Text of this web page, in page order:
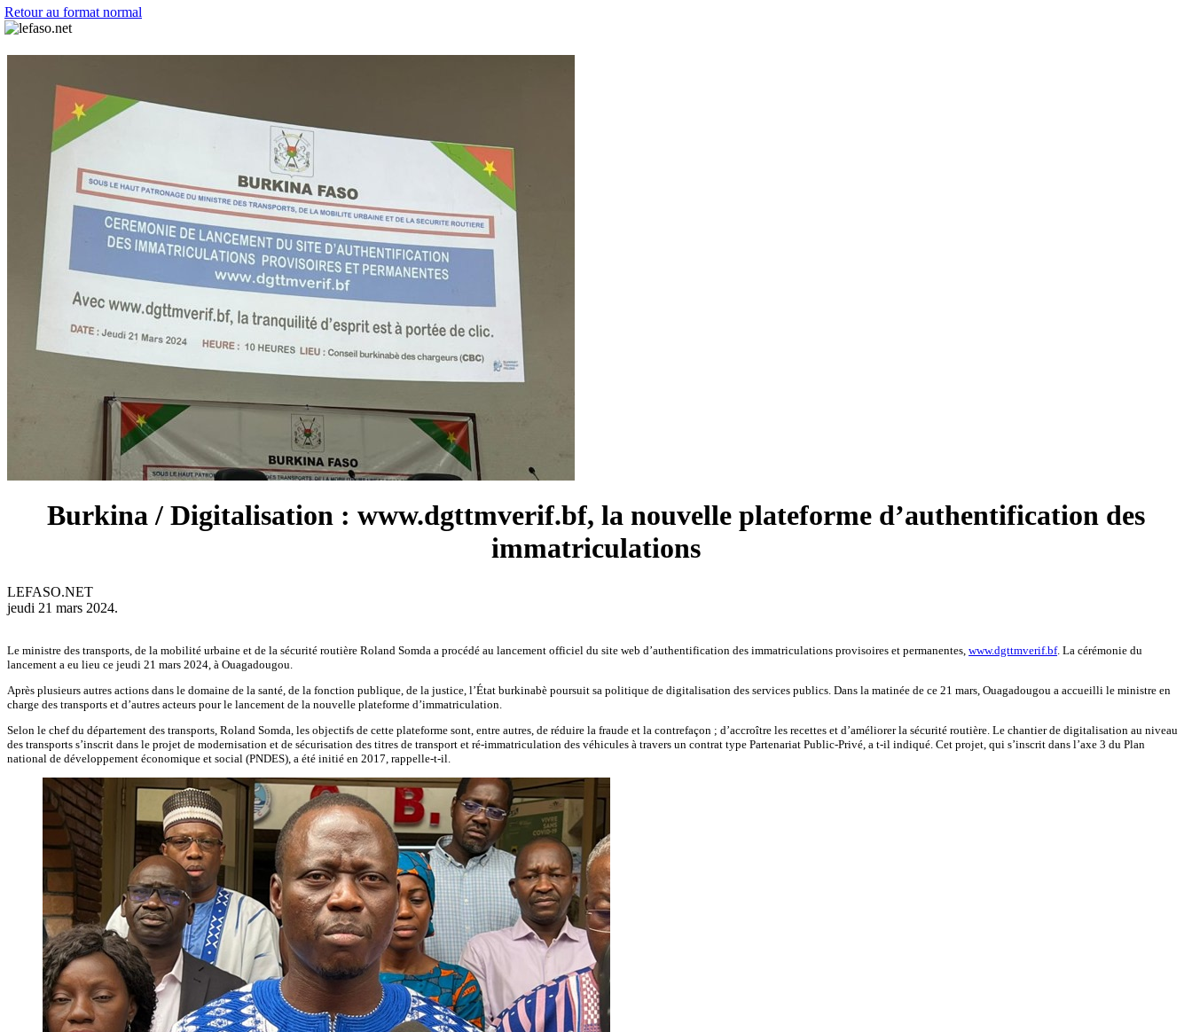
Retour au format normal
Burkina / Digitalisation : www.dgttmverif.bf, la nouvelle plateforme d’authentification des
immatriculations
LEFASO.NET
jeudi 21 mars 2024.
Le ministre des transports, de la mobilité urbaine et de la sécurité routière Roland Somda a procédé au lancement officiel du site web d’authentification des immatriculations provisoires et permanentes, www.dgttmverif.bf. La cérémonie du
lancement a eu lieu ce jeudi 21 mars 2024, à Ouagadougou.
Après plusieurs autres actions dans le domaine de la santé, de la fonction publique, de la justice, l’État burkinabè poursuit sa politique de digitalisation des services publics. Dans la matinée de ce 21 mars, Ouagadougou a accueilli le ministre en
charge des transports et d’autres acteurs pour le lancement de la nouvelle plateforme d’immatriculation.
Selon le chef du département des transports, Roland Somda, les objectifs de cette plateforme sont, entre autres, de réduire la fraude et la contrefaçon ; d’accroître les recettes et d’améliorer la sécurité routière. Le chantier de digitalisation au niveau
des transports s’inscrit dans le projet de modernisation et de sécurisation des titres de transport et ré-immatriculation des véhicules à travers un contrat type Partenariat Public-Privé, a t-il indiqué. Cet projet, qui s’inscrit dans l’axe 3 du Plan
national de développement économique et social (PNDES), a été initié en 2017, rappelle-t-il.